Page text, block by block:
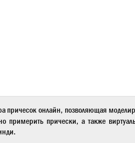
причесок онлайн, позволяющая
примерить прически, а также